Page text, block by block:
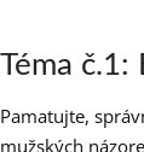
Téma
Pamatujte,
mužských